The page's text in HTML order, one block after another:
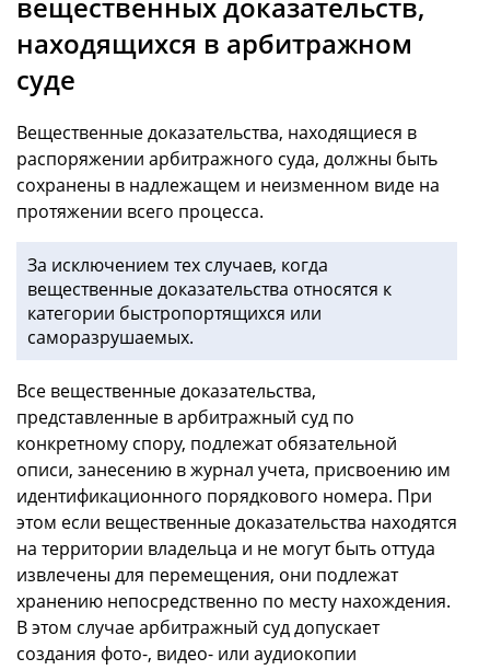
находящихся в арбитражном
суде
Вещественные доказательства, находящиеся в
распоряжении арбитражного суда, должны быть
сохранены в надлежащем и неизменном виде на
протяжении всего процесса.
За исключением тех случаев, когда
вещественные доказательства относятся к
категории быстропортящихся или
саморазрушаемых.
Все вещественные доказательства,
представленные в арбитражный суд по
конкретному спору, подлежат обязательной
описи, занесению в журнал учета, присвоению им
идентификационного порядкового номера. При
этом если вещественные доказательства находятся
на территории владельца и не могут быть оттуда
извлечены для перемещения, они подлежат
хранению непосредственно по месту нахождения.
В этом случае арбитражный суд допускает
создания фото-, видео- или аудиокопии